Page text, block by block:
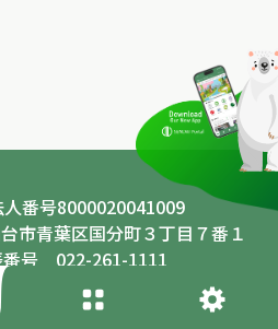
番号8000020041009
市青葉区国分町３丁目７番１
号 022-261-1111